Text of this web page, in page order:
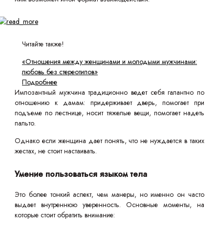
Читайте также!
«Отношения между женщинами и молодыми мужчинами:
любовь без стереотипов»
Подробнее
Импозантный мужчина традиционно ведет себя галантно по
отношению к дамам: придерживает дверь, помогает при
подъеме по лестнице, носит тяжелые вещи, помогает надеть
пальто.
Однако если женщина дает понять, что не нуждается в таких
жестах, не стоит настаивать.
Умение пользоваться языком тела
Это более тонкий аспект, чем манеры, но именно он часто
выдает внутреннюю уверенность. Основные моменты, на
которые стоит обратить внимание: